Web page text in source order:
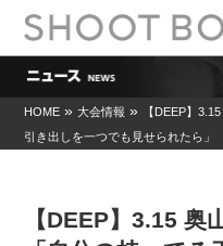
HOME »大会情報 »
【DEEP】
引き出しを一つでも見せられたら」
【DEEP】3.15